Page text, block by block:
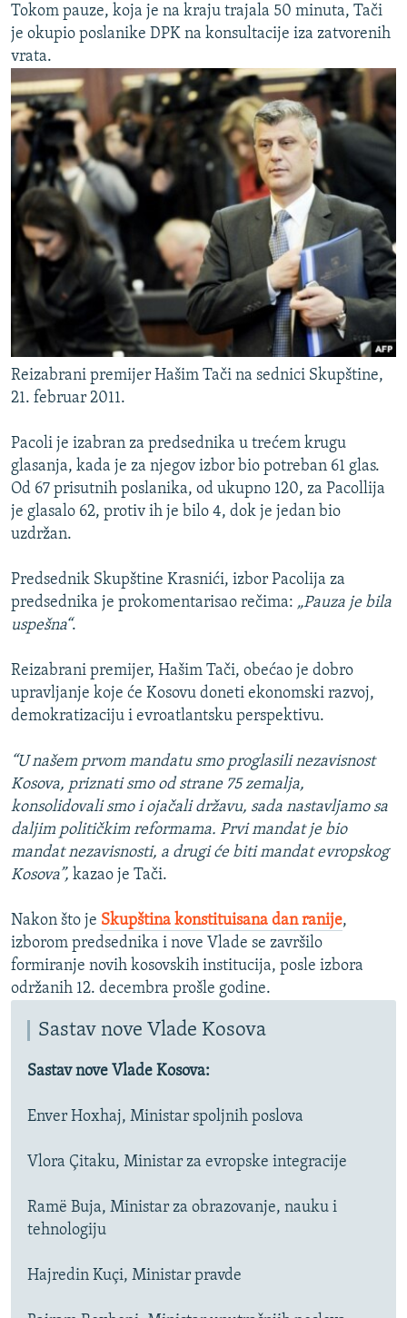
Tokom pauze, koja je na kraju trajala 50 minuta, Tači
je okupio poslanike DPK na konsultacije iza zatvorenih
vrata.
Reizabrani premijer Hašim Tači na sednici Skupštine,
21. februar 2011.
Pacoli je izabran za predsednika u trećem krugu
glasanja, kada je za njegov izbor bio potreban 61 glas.
Od 67 prisutnih poslanika, od ukupno 120, za Pacollija
je glasalo 62, protiv ih je bilo 4, dok je jedan bio
uzdržan.
Predsednik Skupštine Krasnići, izbor Pacolija za
predsednika je prokomentarisao rečima: „Pauza je bila
uspešna“.
Reizabrani premijer, Hašim Tači, obećao je dobro
upravljanje koje će Kosovu doneti ekonomski razvoj,
demokratizaciju i evroatlantsku perspektivu.
“U našem prvom mandatu smo proglasili nezavisnost
Kosova, priznati smo od strane 75 zemalja,
konsolidovali smo i ojačali državu, sada nastavljamo sa
daljim političkim reformama. Prvi mandat je bio
mandat nezavisnosti, a drugi će biti mandat evropskog
Kosova”, kazao je Tači.
Nakon što je Skupština konstituisana dan ranije,
izborom predsednika i nove Vlade se završilo
formiranje novih kosovskih institucija, posle izbora
održanih 12. decembra prošle godine.
Sastav nove Vlade Kosova
Sastav nove Vlade Kosova:
Enver Hoxhaj, Ministar spoljnih poslova
Vlora Çitaku, Ministar za evropske integracije
Ramë Buja, Ministar za obrazovanje, nauku i
tehnologiju
Hajredin Kuçi, Ministar pravde